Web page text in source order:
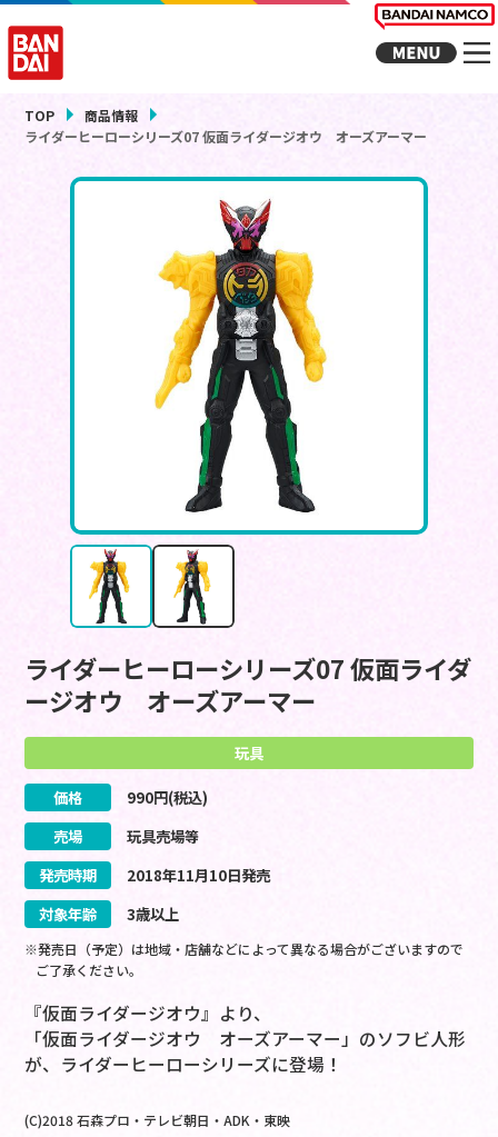
TOP
商品情報
ライダーヒーローシリーズ07 仮面ライダージオウ オーズアーマー
ライダーヒーローシリーズ07 仮面ライダ
ージオウ オーズアーマー
玩具
価格 990円(税込)
売場
玩具売場等
発売時期
2018年11月10日発売
対象年齢
3歳以上
※発売日（予定）は地域・店舗などによって異なる場合がございますので
ご了承ください。
『仮面ライダージオウ』より、
「仮面ライダージオウ オーズアーマー」のソフビ人形
が、ライダーヒーローシリーズに登場！
(C)2018 石森プロ・テレビ朝日・ADK・東映